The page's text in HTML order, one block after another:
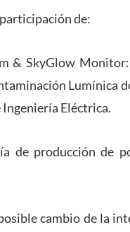
de:
& SkyGlow
Lumínica
Ingeniería Eléctrica.
de producción de
cambio de la